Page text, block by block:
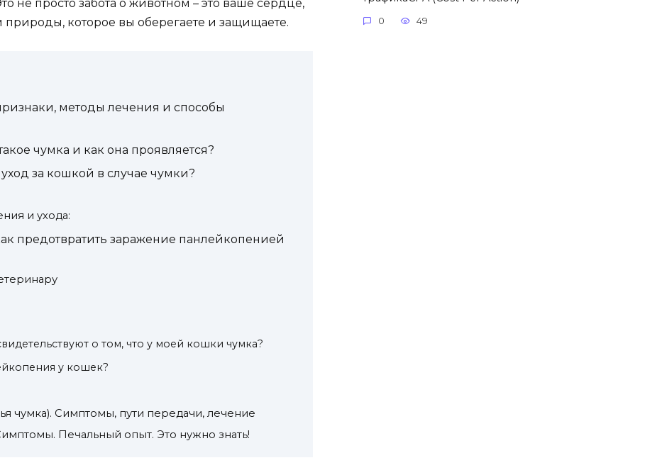
просто забота о животном – это ваше сердце,
которое вы оберегаете и защищаете.
методы лечения и способы
чумка и как она проявляется?
за кошкой в случае чумки?
и ухода:
предотвратить заражение панлейкопенией
о том, что у моей кошки чумка?
у кошек?
чумка). Симптомы, пути передачи, лечение
Печальный опыт. Это нужно знать!
0 49